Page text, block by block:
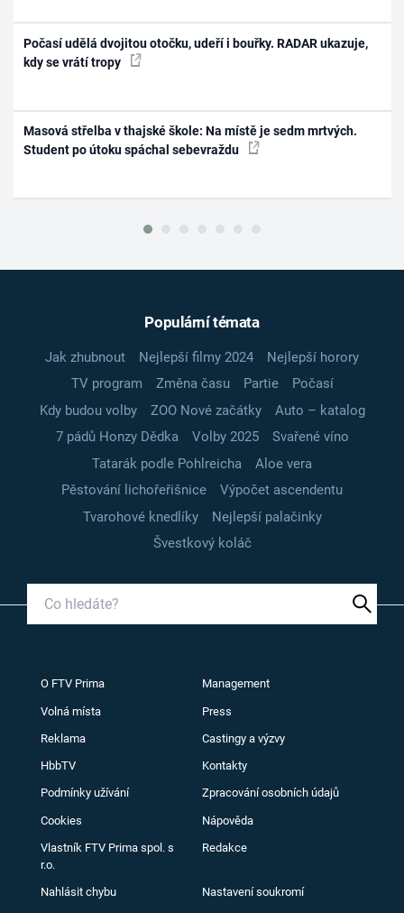
Počasí udělá dvojitou otočku, udeří i bouřky. RADAR ukazuje,
kdy se vrátí tropy
Masová střelba v thajské škole: Na místě je sedm mrtvých.
Student po útoku spáchal sebevraždu
Populární témata
Jak zhubnout Nejlepší filmy 2024
Nejlepší horory
TV program
Změna času Partie
Počasí
Kdy budou volby
ZOO Nové začátky
Auto – katalog
7 pádů Honzy Dědka
Volby 2025
Svařené víno
Tatarák podle Pohlreicha
Aloe vera
Pěstování lichořeřišnice
Výpočet ascendentu
Tvarohové knedlíky
Nejlepší palačinky
Švestkový koláč
O FTV Prima Management
Volná místa Press
Reklama Castingy a výzvy
HbbTV Kontakty
Podmínky užívání Zpracování osobních údajů
Cookies Nápověda
Vlastník FTV Prima spol. s
r.o.
Redakce
Nahlásit chybu Nastavení soukromí